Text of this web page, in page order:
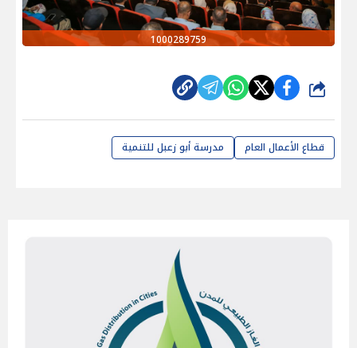
1000289759
شارك
قطاع الأعمال العام مدرسة أبو زعبل للتنمية